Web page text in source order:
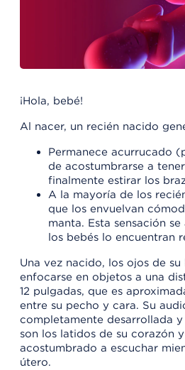
¡Hola, bebé!
Al nacer, un recién nacido
Permanece acurrucado
de acostumbrarse a
finalmente estirar los
A la mayoría de los
que los envuelvan
manta. Esta sensación
los bebés lo encuentran
Una vez nacido, los ojos de su
enfocarse en objetos a una
12 pulgadas, que es
entre su pecho y cara. Su
completamente desarrollada
son los latidos de su corazón
acostumbrado a escuchar
útero.